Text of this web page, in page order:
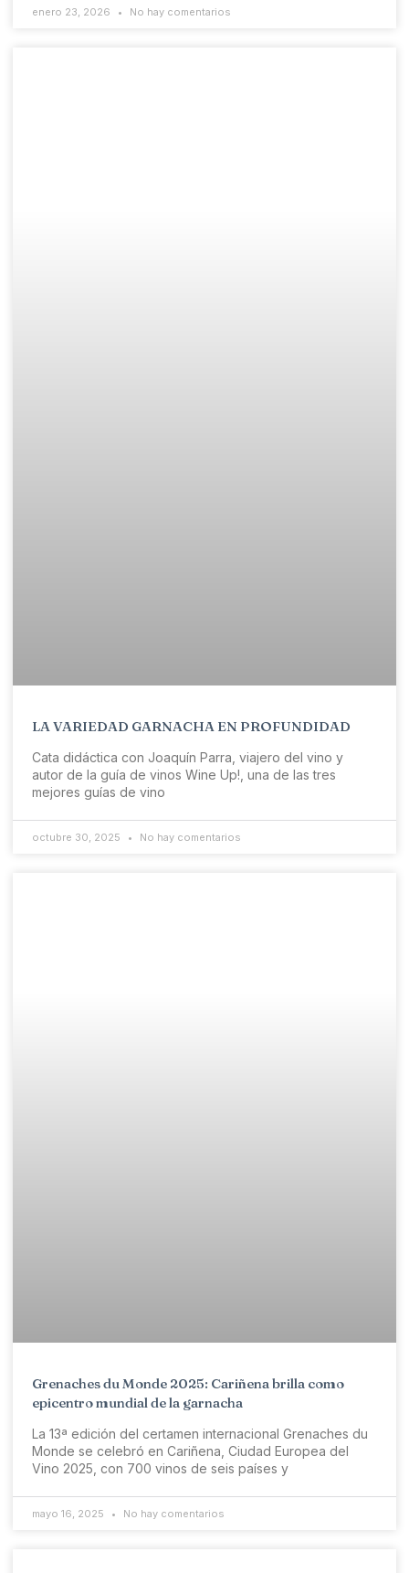
enero 23, 2026 No hay comentarios
LA VARIEDAD GARNACHA EN PROFUNDIDAD
Cata didáctica con Joaquín Parra, viajero del vino y
autor de la guía de vinos Wine Up!, una de las tres
mejores guías de vino
octubre 30, 2025 No hay comentarios
Grenaches du Monde 2025: Cariñena brilla como
epicentro mundial de la garnacha
La 13ª edición del certamen internacional Grenaches du
Monde se celebró en Cariñena, Ciudad Europea del
Vino 2025, con 700 vinos de seis países y
mayo 16, 2025 No hay comentarios